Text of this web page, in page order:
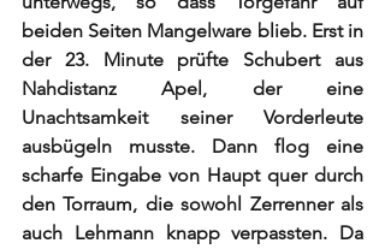
beiden Seiten Mangelware blieb. Erst in
der 23. Minute prüfte Schubert aus
Nahdistanz Apel, der eine
Unachtsamkeit seiner Vorderleute
ausbügeln musste. Dann flog eine
scharfe Eingabe von Haupt quer durch
den Torraum, die sowohl Zerrenner als
auch Lehmann knapp verpassten. Da